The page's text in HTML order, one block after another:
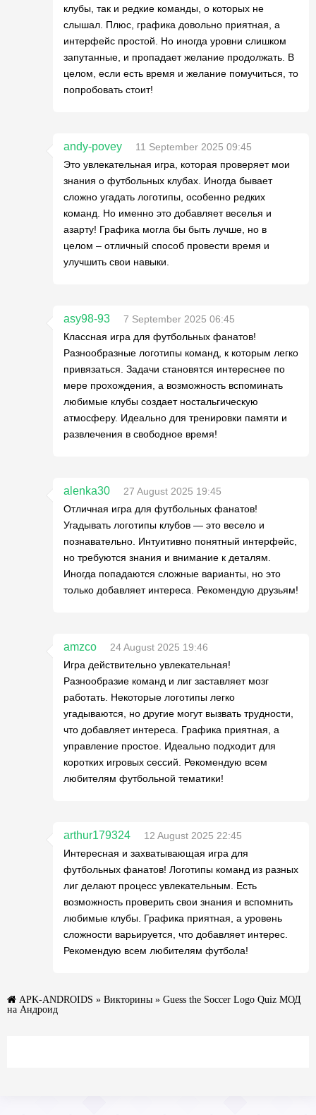
клубы, так и редкие команды, о которых не
слышал. Плюс, графика довольно приятная, а
интерфейс простой. Но иногда уровни слишком
запутанные, и пропадает желание продолжать. В
целом, если есть время и желание помучиться, то
попробовать стоит!
andy-povey
11 September 2025 09:45
Это увлекательная игра, которая проверяет мои
знания о футбольных клубах. Иногда бывает
сложно угадать логотипы, особенно редких
команд. Но именно это добавляет веселья и
азарту! Графика могла бы быть лучше, но в
целом – отличный способ провести время и
улучшить свои навыки.
asy98-93
7 September 2025 06:45
Классная игра для футбольных фанатов!
Разнообразные логотипы команд, к которым легко
привязаться. Задачи становятся интереснее по
мере прохождения, а возможность вспоминать
любимые клубы создает ностальгическую
атмосферу. Идеально для тренировки памяти и
развлечения в свободное время!
alenka30
27 August 2025 19:45
Отличная игра для футбольных фанатов!
Угадывать логотипы клубов — это весело и
познавательно. Интуитивно понятный интерфейс,
но требуются знания и внимание к деталям.
Иногда попадаются сложные варианты, но это
только добавляет интереса. Рекомендую друзьям!
amzco
24 August 2025 19:46
Игра действительно увлекательная!
Разнообразие команд и лиг заставляет мозг
работать. Некоторые логотипы легко
угадываются, но другие могут вызвать трудности,
что добавляет интереса. Графика приятная, а
управление простое. Идеально подходит для
коротких игровых сессий. Рекомендую всем
любителям футбольной тематики!
arthur179324
12 August 2025 22:45
Интересная и захватывающая игра для
футбольных фанатов! Логотипы команд из разных
лиг делают процесс увлекательным. Есть
возможность проверить свои знания и вспомнить
любимые клубы. Графика приятная, а уровень
сложности варьируется, что добавляет интерес.
Рекомендую всем любителям футбола!
APK-ANDROIDS » Викторины » Guess the Soccer Logo Quiz МОД
на Андроид